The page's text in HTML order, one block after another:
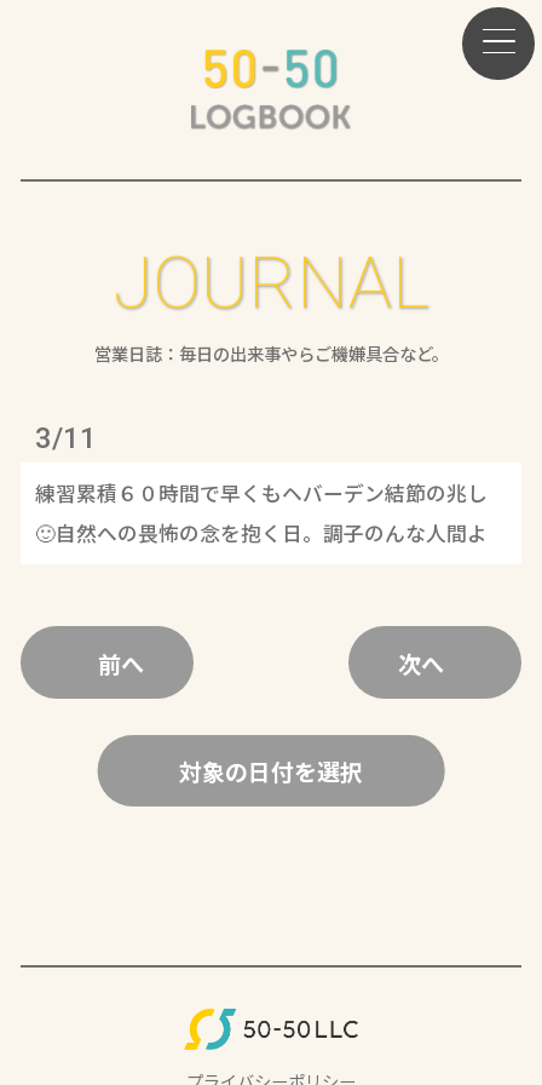
JOURNAL
営業日誌：毎日の出来事やらご機嫌具合など。
3/11
練習累積６０時間で早くもヘバーデン結節の兆し
🙂自然への畏怖の念を抱く日。調子のんな人間よ
前へ 次へ
対象の日付を選択